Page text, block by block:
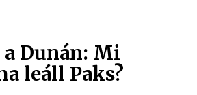
Dunán: Mi
leáll Paks?